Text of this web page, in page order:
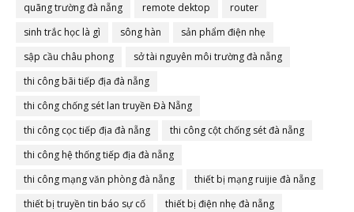
quãng trường đà nẵng
remote dektop
router
sinh trắc học là gì
sông hàn
sản phẩm điện nhẹ
sập cầu châu phong
sở tài nguyên môi trường đà nẵng
thi công bãi tiếp địa đà nẵng
thi công chống sét lan truyền Đà Nẵng
thi công cọc tiếp địa đà nẵng
thi công cột chống sét đà nẵng
thi công hệ thống tiếp địa đà nẵng
thi công mạng văn phòng đà nẵng
thiết bị mạng ruijie đà nẵng
thiết bị truyền tin báo sự cố
thiết bị điện nhẹ đà nẵng